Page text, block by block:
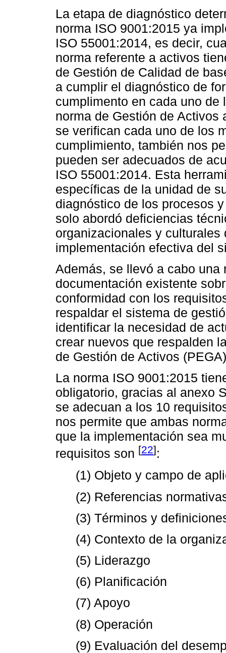
La etapa de diagnóstico
norma ISO 9001:2015 ya
ISO 55001:2014, es decir,
norma referente a activos
de Gestión de Calidad de
a cumplir el diagnóstico de
cumplimento en cada uno
norma de Gestión de Activos
se verifican cada uno de los
cumplimiento, también nos
pueden ser adecuados de
ISO 55001:2014. Esta
específicas de la unidad de
diagnóstico de los procesos
solo abordó deficiencias
organizacionales y culturales
implementación efectiva del
Además, se llevó a cabo una
documentación existente
conformidad con los
respaldar el sistema de
identificar la necesidad de
crear nuevos que respalden
de Gestión de Activos
La norma ISO 9001:2015
obligatorio, gracias al anexo
se adecuan a los 10
nos permite que ambas
que la implementación sea
requisitos son [22]:
(1) Objeto y campo de
(2) Referencias
(3) Términos y
(4) Contexto de la
(5) Liderazgo
(6) Planificación
(7) Apoyo
(8) Operación
(9) Evaluación del